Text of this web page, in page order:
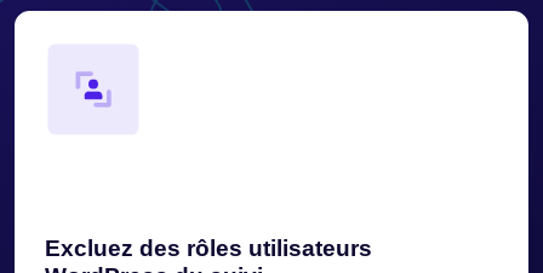
Excluez des rôles utilisateurs